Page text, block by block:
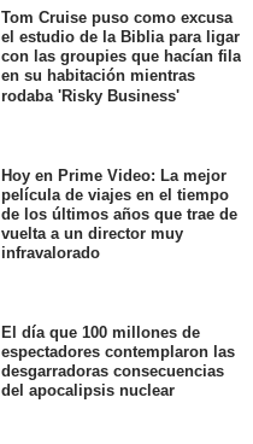
Tom Cruise puso como excusa
el estudio de la Biblia para ligar
con las groupies que hacían fila
en su habitación mientras
rodaba 'Risky Business'
Hoy en Prime Video: La mejor
película de viajes en el tiempo
de los últimos años que trae de
vuelta a un director muy
infravalorado
El día que 100 millones de
espectadores contemplaron las
desgarradoras consecuencias
del apocalipsis nuclear